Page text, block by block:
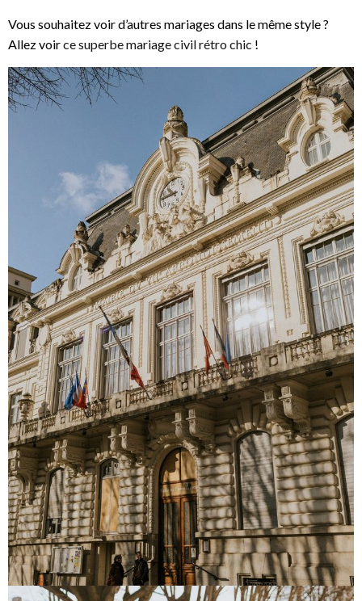
Vous souhaitez voir d’autres mariages dans le même style ?
Allez voirce superbe mariage civil rétro chic !